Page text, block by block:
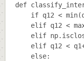
def
if q12 <
elif q12 <
elif
elif q12 <